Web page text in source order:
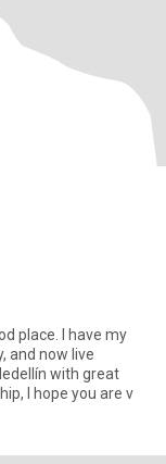
place. I have my
and now live
with great
I hope you are v